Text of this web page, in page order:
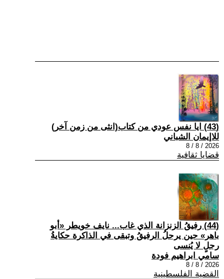
(43) ايا نفس عودي من كتاب(انثى من زمن آخر)
للاإيمان الشباني
2026 / 8 / 8
قضايا ثقافية
(44) رفيقُ الزنزانة الذي غاب... نايف خويطر «أبو
باهر» حين يرحلُ الرفيقُ وتبقى في الذاكرة حكايةُ
رجلٍ لا يُنسى
سامي ابراهيم فودة
2026 / 8 / 8
القضية الفلسطينية